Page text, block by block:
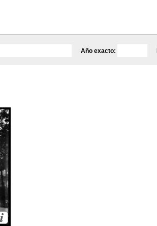
Año exacto: